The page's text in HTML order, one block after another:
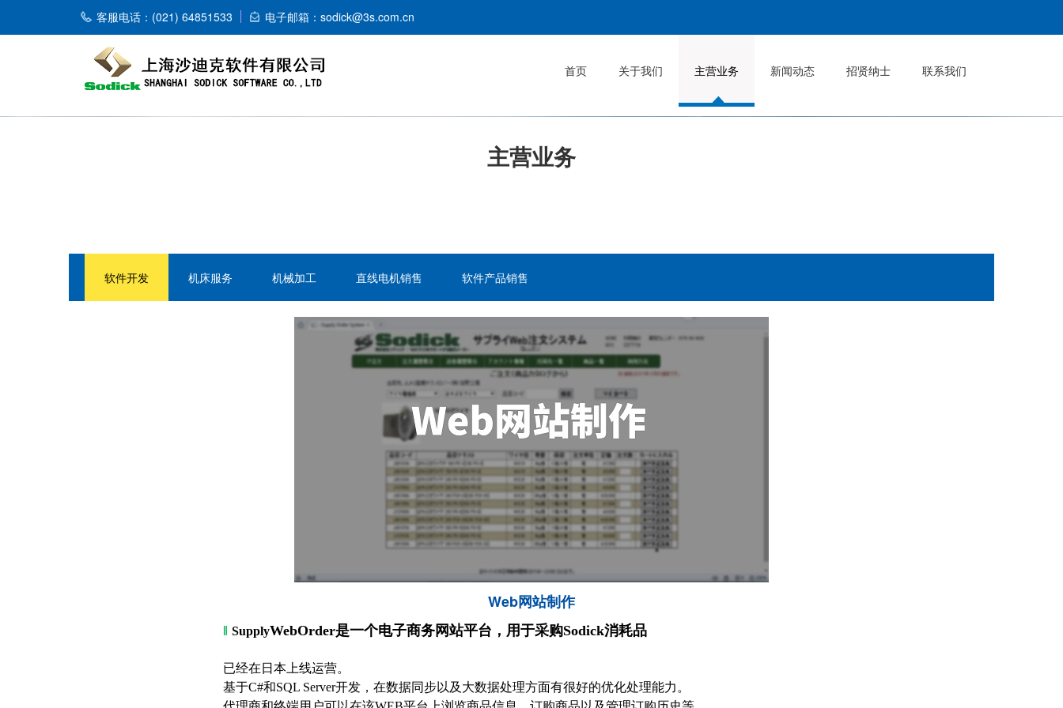
客服电话：(021) 64851533 电子邮箱：sodick@3s.com.cn
首页 关于我们 主营业务 新闻动态 招贤纳士 联系我们
主营业务
软件开发 机床服务 机械加工 直线电机销售 软件产品销售
Web网站制作
‖ SupplyWebOrder是一个电子商务网站平台，用于采购Sodick消耗品
已经在日本上线运营。
基于C#和SQL Server开发，在数据同步以及大数据处理方面有很好的优化处理能力。